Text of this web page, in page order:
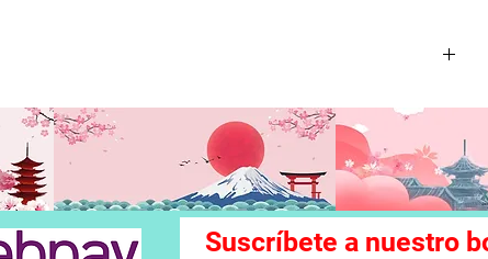
presentan unos peligrosos inspectores de ghouls,
Suscríbete a nuestro